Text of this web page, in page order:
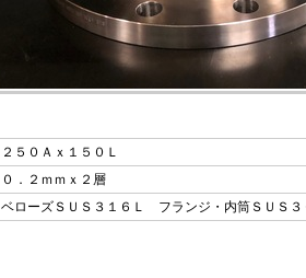
２５０Ａｘ１５０Ｌ
０．２ｍｍｘ２層
ベローズＳＵＳ３１６Ｌ フランジ・内筒ＳＵＳ３